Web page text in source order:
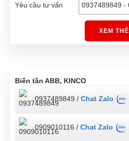
Yêu cầu tư vấn 0937489849 -
XEM
Biến tần ABB, KINCO
0937489849 / Chat Zalo
0909010116 / Chat Zalo